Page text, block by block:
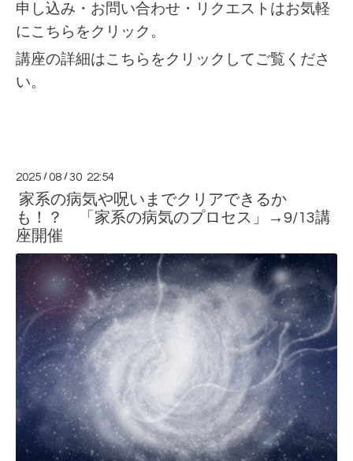
申し込み・お問い合わせ・リクエストはお気軽
にこちらをクリック。
講座の詳細はこちらをクリック してご覧くださ
い。
2025 /08 /30 22:54
家系の病気や呪いまでクリアできるか
も！？ 「家系の病気のプロセス」→9/13講
座開催